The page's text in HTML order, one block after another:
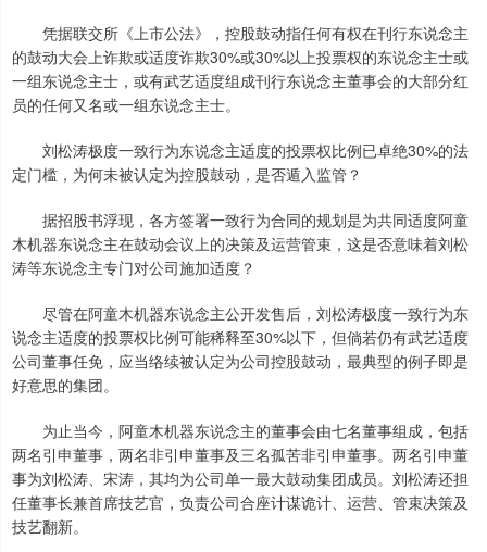
凭据联交所《上市公法》，控股鼓动指任何有权在刊行东说念主
的鼓动大会上诈欺或适度诈欺30%或30%以上投票权的东说念主士或
一组东说念主士，或有武艺适度组成刊行东说念主董事会的大部分红
员的任何又名或一组东说念主士。
刘松涛极度一致行为东说念主适度的投票权比例已卓绝30%的法
定门槛，为何未被认定为控股鼓动，是否遁入监管？
据招股书浮现，各方签署一致行为合同的规划是为共同适度阿童
木机器东说念主在鼓动会议上的决策及运营管束，这是否意味着刘松
涛等东说念主专门对公司施加适度？
尽管在阿童木机器东说念主公开发售后，刘松涛极度一致行为东
说念主适度的投票权比例可能稀释至30%以下，但倘若仍有武艺适度
公司董事任免，应当络续被认定为公司控股鼓动，最典型的例子即是
好意思的集团。
为止当今，阿童木机器东说念主的董事会由七名董事组成，包括
两名引申董事，两名非引申董事及三名孤苦非引申董事。两名引申董
事为刘松涛、宋涛，其均为公司单一最大鼓动集团成员。刘松涛还担
任董事长兼首席技艺官，负责公司合座计谋诡计、运营、管束决策及
技艺翻新。